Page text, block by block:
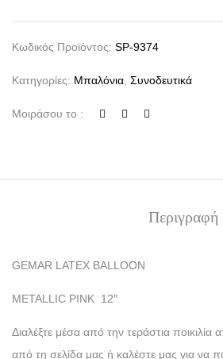
Κωδικός Προϊόντος: SP-9374
Κατηγορίες: Μπαλόνια, Συνοδευτικά
Μοιράσου το :
Περιγραφή
GEMAR LATEX BALLOON
METALLIC ΡΙΝΚ 12″
Διαλέξτε μέσα από την τεράστια
από τη σελίδα μας ή καλέστε μας για να